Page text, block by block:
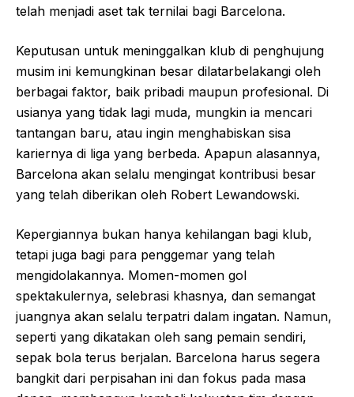
telah menjadi aset tak ternilai bagi Barcelona.
Keputusan untuk meninggalkan klub di penghujung
musim ini kemungkinan besar dilatarbelakangi oleh
berbagai faktor, baik pribadi maupun profesional. Di
usianya yang tidak lagi muda, mungkin ia mencari
tantangan baru, atau ingin menghabiskan sisa
kariernya di liga yang berbeda. Apapun alasannya,
Barcelona akan selalu mengingat kontribusi besar
yang telah diberikan oleh Robert Lewandowski.
Kepergiannya bukan hanya kehilangan bagi klub,
tetapi juga bagi para penggemar yang telah
mengidolakannya. Momen-momen gol
spektakulernya, selebrasi khasnya, dan semangat
juangnya akan selalu terpatri dalam ingatan. Namun,
seperti yang dikatakan oleh sang pemain sendiri,
sepak bola terus berjalan. Barcelona harus segera
bangkit dari perpisahan ini dan fokus pada masa